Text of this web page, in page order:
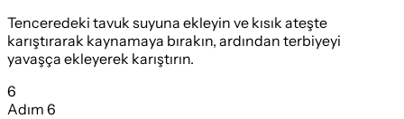
Tenceredeki tavuk suyuna ekleyin ve kısık ateşte
karıştırarak kaynamaya bırakın, ardından terbiyeyi
yavaşça ekleyerek karıştırın.
6
Adım 6